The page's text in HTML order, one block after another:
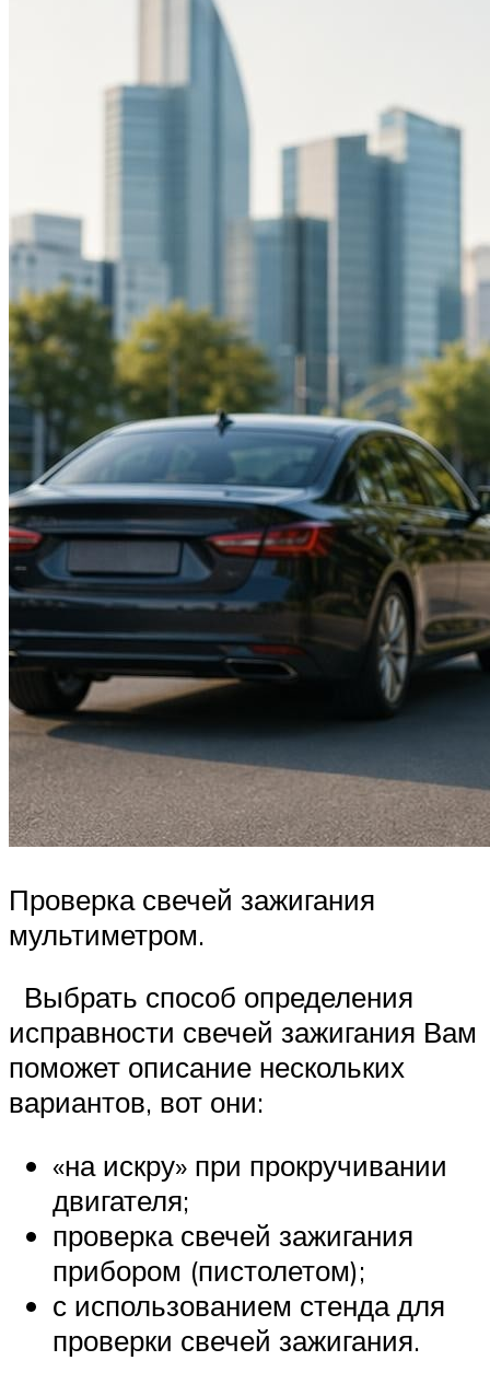
Проверка свечей зажигания
мультиметром.
Выбрать способ определения
исправности свечей зажигания Вам
поможет описание нескольких
вариантов, вот они:
«на искру» при прокручивании
двигателя;
проверка свечей зажигания
прибором (пистолетом);
с использованием стенда для
проверки свечей зажигания.